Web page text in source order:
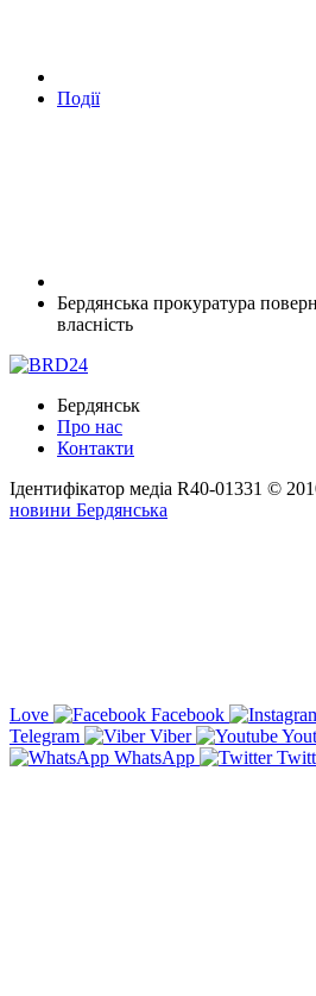
Події
Бердянська прокуратура
власність
Бердянськ
Про нас
Контакти
Ідентифікатор медіа R40-01331 ©
новини Бердянська
Love
Facebook
Telegram
Viber
WhatsApp